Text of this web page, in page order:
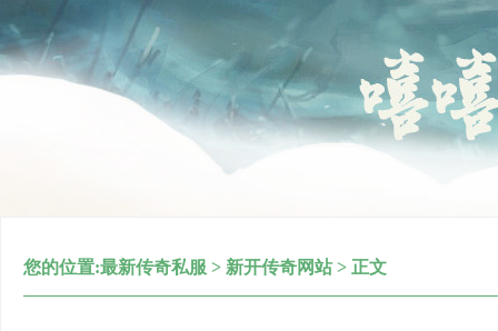
您的位置:最新传奇私服 > 新开传奇网站> 正文